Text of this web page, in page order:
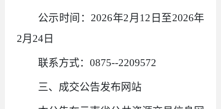
公示时间： 2026年2月 1 2 日至2026年
2月 24 日
联系方式： 0875--2209572
三、成交公告发布网站